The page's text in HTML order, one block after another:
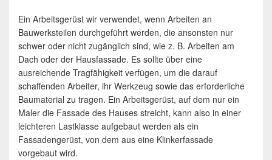
Ein Arbeitsgerüst wir verwendet, wenn Arbeiten an
Bauwerksteilen durchgeführt werden, die ansonsten nur
schwer oder nicht zugänglich sind, wie z. B. Arbeiten am
Dach oder der Hausfassade. Es sollte über eine
ausreichende Tragfähigkeit verfügen, um die darauf
schaffenden Arbeiter, ihr Werkzeug sowie das erforderliche
Baumaterial zu tragen. Ein Arbeitsgerüst, auf dem nur ein
Maler die Fassade des Hauses streicht, kann also in einer
leichteren Lastklasse aufgebaut werden als ein
Fassadengerüst, von dem aus eine Klinkerfassade
vorgebaut wird.